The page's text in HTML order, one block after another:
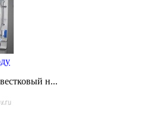
н...